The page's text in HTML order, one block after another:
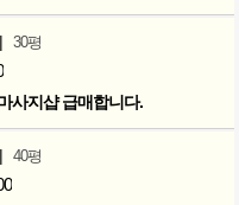
| 30평
사지샵 급매합니다.
| 40평